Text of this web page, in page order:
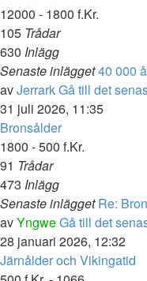
12000 - 1800 f.Kr.
105 Trådar
630 Inlägg
Senaste inlägget40 000
avJerrarkGå till det
31 juli 2026, 11:35
Bronsålder
1800 - 500 f.Kr.
91 Trådar
473 Inlägg
Senaste inlägget Re:
avYngweGå till det
28 januari 2026, 12:32
Järnålder och Vikingatid